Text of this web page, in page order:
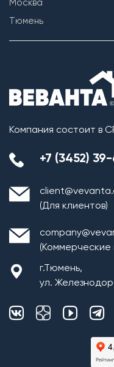
Кровельная система
1. Монтаж
хвойных пород
(Технониколь, Дёке)
зависимости от
постирочная,
погреб) с монтажом
Москва
Тюмень
Компания состоит в
+7 (3452)
(Для клиентов)
(Коммерческие
г.Тюмень,
ул.